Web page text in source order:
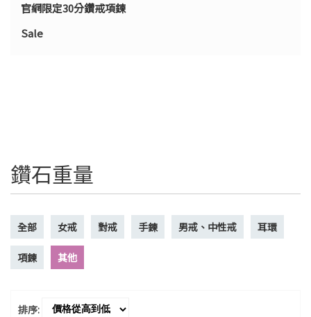
官網限定30分鑽戒項鍊
Sale
鑽石重量
全部 女戒 對戒 手鍊 男戒、中性戒 耳環
項鍊 其他
排序: